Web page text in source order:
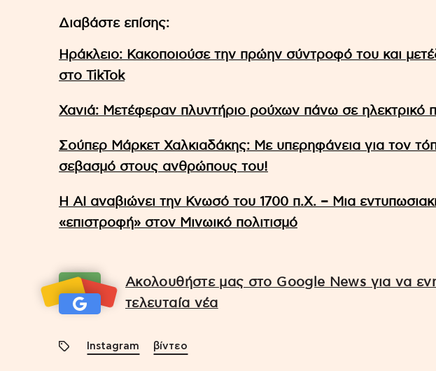
Διαβάστε επίσης:
Ηράκλειο: Κακοποιούσε την πρώην σύντροφό του και
στο TikTok
Χανιά: Μετέφεραν πλυντήριο ρούχων πάνω σε ηλεκτρικό
Σούπερ Μάρκετ Χαλκιαδάκης: Με υπερηφάνεια για τον
σεβασμό στους ανθρώπους του!
Η AI αναβιώνει την Κνωσό του 1700 π.Χ. – Μια
«επιστροφή» στον Μινωικό πολιτισμό
Ακολουθήστε μας στο Google News για να
τελευταία νέα
Instagram βίντεο